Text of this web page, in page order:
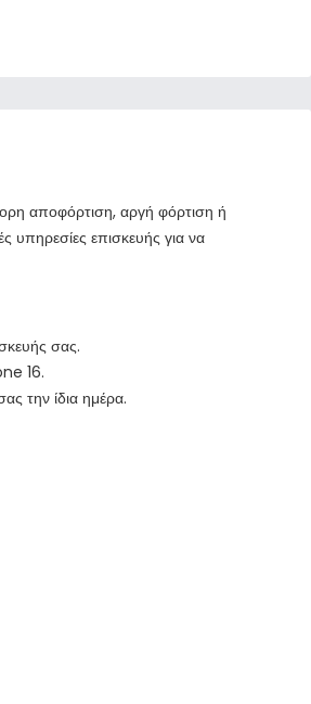
αποφόρτιση, αργή φόρτιση ή
υπηρεσίες επισκευής για να
σας.
16.
την ίδια ημέρα.